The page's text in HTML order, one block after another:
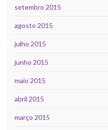
setembro 2015
agosto 2015
julho 2015
junho 2015
maio 2015
abril 2015
março 2015